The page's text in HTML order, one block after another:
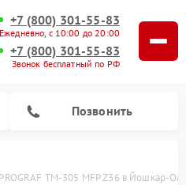
+7 (800) 301-55-83
Ежедневно, с 10:00 до 20:00
+7 (800) 301-55-83
Звонок бесплатный по РФ
Позвонить
TM-305 MFP Z36 в Йошкар-